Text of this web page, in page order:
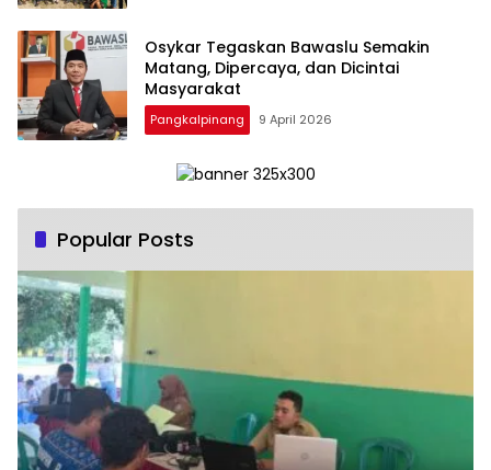
Osykar Tegaskan Bawaslu Semakin
Matang, Dipercaya, dan Dicintai
Masyarakat
Pangkalpinang 9 April 2026
Popular Posts